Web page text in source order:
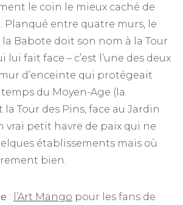
le coin le mieux caché de
Planqué entre quatre murs, le
Babote doit son nom à la Tour
lui fait face – c’est l’une des deux
d’enceinte qui protégeait
du Moyen-Age (la
Tour des Pins, face au Jardin
vrai petit havre de paix qui ne
établissements mais où
bien.
: l’Art Mango pour les fans de